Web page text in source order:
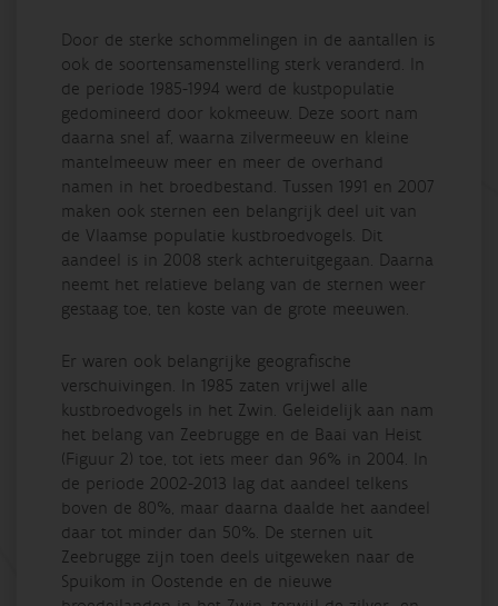
Door de sterke schommelingen in de aantallen is
ook de soortensamenstelling sterk veranderd. In
de periode 1985-1994 werd de kustpopulatie
gedomineerd door kokmeeuw. Deze soort nam
daarna snel af, waarna zilvermeeuw en kleine
mantelmeeuw meer en meer de overhand
namen in het broedbestand. Tussen 1991 en 2007
maken ook sternen een belangrijk deel uit van
de Vlaamse populatie kustbroedvogels. Dit
aandeel is in 2008 sterk achteruitgegaan. Daarna
neemt het relatieve belang van de sternen weer
gestaag toe, ten koste van de grote meeuwen.
Er waren ook belangrijke geografische
verschuivingen. In 1985 zaten vrijwel alle
kustbroedvogels in het Zwin. Geleidelijk aan nam
het belang van Zeebrugge en de Baai van Heist
(Figuur 2) toe, tot iets meer dan 96% in 2004. In
de periode 2002-2013 lag dat aandeel telkens
boven de 80%, maar daarna daalde het aandeel
daar tot minder dan 50%. De sternen uit
Zeebrugge zijn toen deels uitgeweken naar de
Spuikom in Oostende en de nieuwe